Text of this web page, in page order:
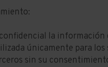
la
únicamente para
sin su